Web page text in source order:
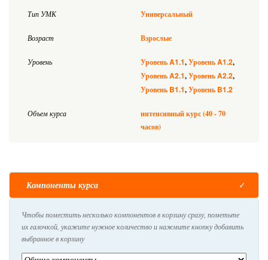
Тип УМК Универсальный
Возраст Взрослые
Уровень УровеньA1.1 УровеньA1.2
УровеньA2.1 УровеньA2.2
Уровень B1.1 Уровень B1.2
Объем курса
интенсивный курс (40 - 70
часов)
Компоненты курса
Чтобы поместить несколько компонентов в корзину сразу, пометьте
их галочкой, укажите нужное количество и нажмите кнопку добавить
выбранное в корзину